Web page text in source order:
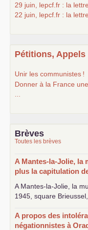
29 juin, lepcf.fr : la
22 juin, lepcf.fr : la
Pétitions, Appels
Unir les communistes !
Donner à la France
Brèves
Toutes les brèves
A Mantes-la-Jolie, la
plus la capitulation
A Mantes-la-Jolie, la
1945, square
A propos des
négationnistes à